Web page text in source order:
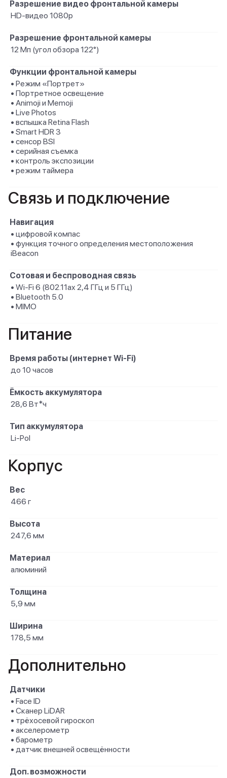
Разрешение видео фронтальной камеры
HD-видео 1080p
Разрешение фронтальной камеры
12 Мп (угол обзора 122°)
Функции фронтальной камеры
• Режим «Портрет»
• Портретное освещение
• Animoji и Memoji
• Live Photos
• вспышка Retina Flash
• Smart HDR 3
• сенсор BSI
• серийная съемка
• контроль экспозиции
• режим таймера
Связь и подключение
Навигация
• цифровой компас
• функция точного определения местоположения
iBeacon
Сотовая и беспроводная связь
• Wi-Fi 6 (802.11ax 2,4 ГГц и 5 ГГц)
• Bluetooth 5.0
• MIMO
Питание
Время работы (интернет Wi-Fi)
до 10 часов
Ёмкость аккумулятора
28,6 Вт*ч
Тип аккумулятора
Li-Pol
Корпус
Вес
466 г
Высота
247,6 мм
Материал
алюминий
Толщина
5,9 мм
Ширина
178,5 мм
Дополнительно
Датчики
• Face ID
• Сканер LiDAR
• трёхосевой гироскоп
• акселерометр
• барометр
• датчик внешней освещённости
Доп. возможности